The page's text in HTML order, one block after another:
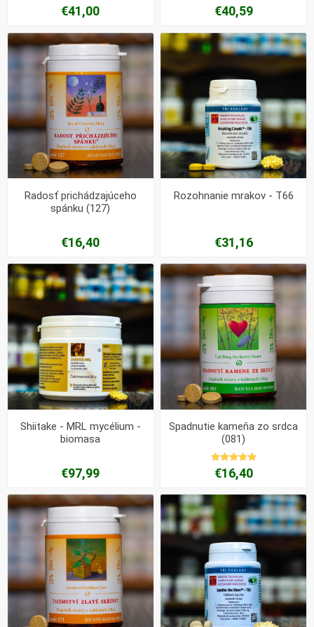
€41,00 €40,59
Radosť prichádzajúceho
spánku (127)
€16,40
Rozohnanie mrakov - T66
€31,16
Shiitake - MRL mycélium -
biomasa
€97,99
Spadnutie kameňa zo srdca
(081)
€16,40